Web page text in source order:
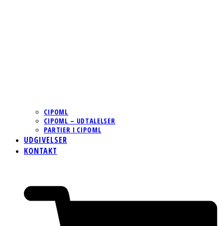
CIPOML
CIPOML – UDTALELSER
PARTIER I CIPOML
UDGIVELSER
KONTAKT